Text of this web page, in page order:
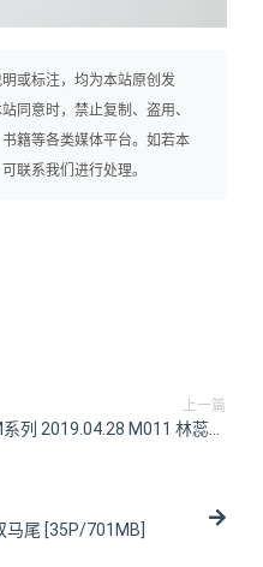
或标注，均为本站原创发
同意时，禁止复制、盗用、
籍等各类媒体平台。如若本
联系我们进行处理。
上一篇
列 2019.04.28 M011 林蕊儿
尾 [35P/701MB]